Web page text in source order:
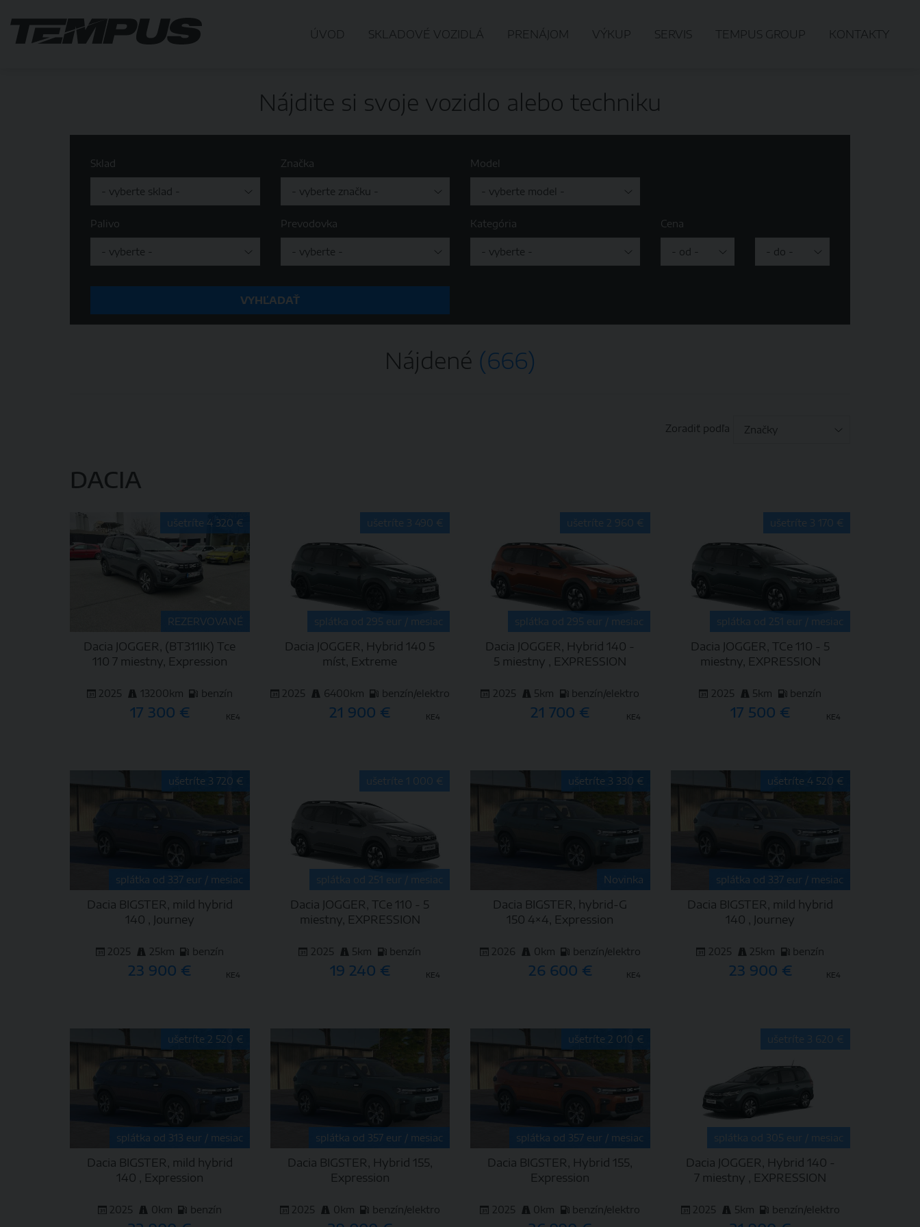
ÚVOD SKLADOVÉ VOZIDLÁ PRENÁJOM VÝKUP SERVIS TEMPUS GROUP KONTAKTY
Nájdite si svoje vozidlo alebo techniku
Sklad Značka Model
Palivo Prevodovka Kategória Cena
VYHĽADAŤ
Nájdené (666)
Zoradiť podľa
DACIA
REZERVOVANÉ
ušetríte 4 320 €
Dacia JOGGER, (BT311IK) Tce
110 7 miestny, Expression
2025 13200km benzín
17 300 € KE4
DETAIL
splátka od 295 eur / mesiac
ušetríte 3 490 €
Dacia JOGGER, Hybrid 140 5
míst, Extreme
2025 6400km benzín/elektro
21 900 € KE4
DETAIL
splátka od 295 eur / mesiac
ušetríte 2 960 €
Dacia JOGGER, Hybrid 140 -
5 miestny , EXPRESSION
2025 5km benzín/elektro
21 700 € KE4
DETAIL
splátka od 251 eur / mesiac
ušetríte 3 170 €
Dacia JOGGER, TCe 110 - 5
miestny, EXPRESSION
2025 5km benzín
17 500 € KE4
DETAIL
splátka od 337 eur / mesiac
ušetríte 3 720 €
Dacia BIGSTER, mild hybrid
140 , Journey
2025 25km benzín
23 900 € KE4
DETAIL
splátka od 251 eur / mesiac
ušetríte 1 000 €
Dacia JOGGER, TCe 110 - 5
miestny, EXPRESSION
2025 5km benzín
19 240 € KE4
Novinka
ušetríte 3 330 €
Dacia BIGSTER, hybrid-G
150 4×4, Expression
2026 0km benzín/elektro
26 600 € KE4
DETAIL
splátka od 337 eur / mesiac
ušetríte 4 520 €
Dacia BIGSTER, mild hybrid
140 , Journey
2025 25km benzín
23 900 € KE4
DETAIL
splátka od 313 eur / mesiac
ušetríte 2 520 €
Dacia BIGSTER, mild hybrid
140 , Expression
2025 0km benzín
splátka od 357 eur / mesiac
Dacia BIGSTER, Hybrid 155,
Expression
2025 0km benzín/elektro
splátka od 357 eur / mesiac
ušetríte 2 010 €
Dacia BIGSTER, Hybrid 155,
Expression
2025 0km benzín/elektro
splátka od 305 eur / mesiac
ušetríte 3 620 €
Dacia JOGGER, Hybrid 140 -
7 miestny , EXPRESSION
2025 5km benzín/elektro